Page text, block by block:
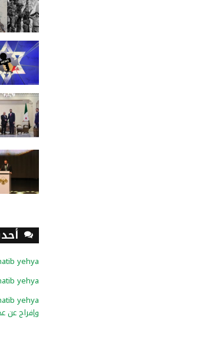
yehya
yehya
yehya
وإفراج عن